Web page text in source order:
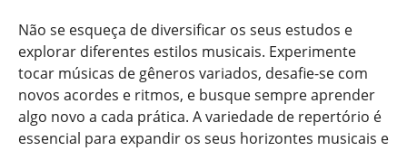
Não se esqueça de diversificar os seus estudos e
explorar diferentes estilos musicais. Experimente
tocar músicas de gêneros variados, desafie-se com
novos acordes e ritmos, e busque sempre aprender
algo novo a cada prática. A variedade de repertório é
essencial para expandir os seus horizontes musicais e